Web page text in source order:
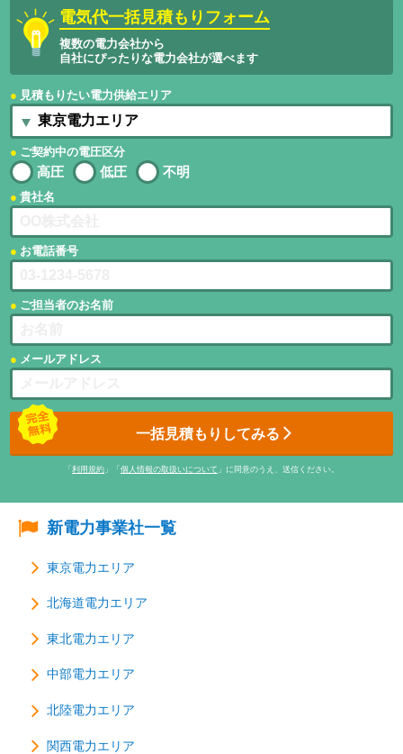
電気代一括見積もりフォーム
複数の電力会社から
自社にぴったりな電力会社が選べます
見積もりたい電力供給エリア
ご契約中の電圧区分
高圧 低圧 不明
貴社名
お電話番号
ご担当者のお名前
メールアドレス
一括見積もりしてみる
「 利用規約 」「 個人情報の取扱いについて 」に同意のうえ、送信ください。
新電力事業社一覧
東京電力エリア
北海道電力エリア
東北電力エリア
中部電力エリア
北陸電力エリア
関西電力エリア